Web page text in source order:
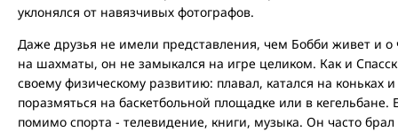
уклонялся от навязчивых фотографов.
Даже друзья не имели представления, чем Бобби живет и
на шахматы, он не замыкался на игре целиком. Как и
своему физическому развитию: плавал, катался на коньках
поразмяться на баскетбольной площадке или в кегельбане.
помимо спорта - телевидение, книги, музыка. Он часто